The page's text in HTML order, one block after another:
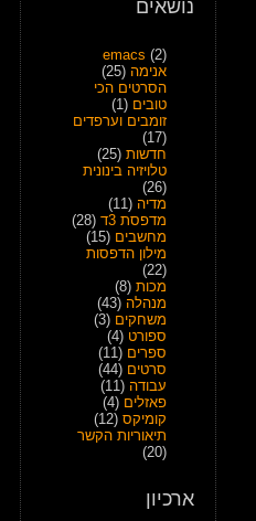
נושאים
emacs (2)
אנימה (25)
הסרטים הכי
טובים (1)
זומבים וערפדים
(17)
חדשות (25)
טלויזיה בינונית
(26)
מדיה (11)
מדפסת 3ד
(28)
מחשבים (15)
מילון הדפסות
(22)
מכות (8)
מנהלה (43)
משחקים (3)
ספורט (4)
ספרים (11)
סרטים (44)
עבודה (11)
פאזלים (4)
קומיקס (12)
תיאוריות הקשר
(20)
ארכיון